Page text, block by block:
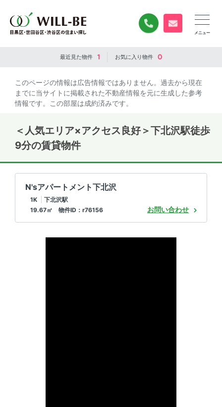
0120-840-834
無料お問い合
最近見た物件 1 お気に入り物件 0
このページの情報は広告情報ではありません。過去から現在
までに当サイトに掲載された不動産情報を元に生成した参考
情報です。この部屋は成約済みです。
＜人気エリア×アクセス良好＞下北沢駅徒歩
9分の賃貸物件
N'sアパートメント下北沢
1K
下北沢駅
19.67㎡ 物件ID：r76156
お問い合わせ